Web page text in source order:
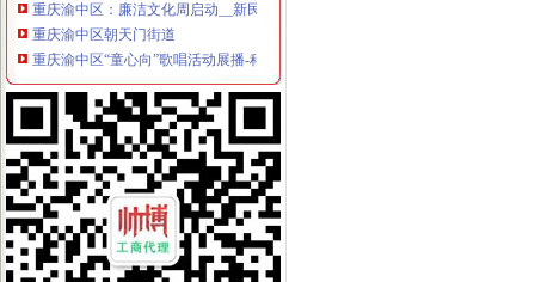
重庆渝中区朝天门街道
重庆渝中区“童心向”歌唱活动展播-科教-爱西柚-CNTV中国网络电
重庆渝中区鲜花店|重庆重庆渝中区鲜花速递|重庆渝中区订花-买花网鲜
重庆渝中区美食【渝中区附近美食地图攻略】订餐小书官网
重庆渝中区大坪龙湖时代店|vivo体验中心
重庆渝中区招聘业务经理|重庆渝中区业务经理招聘职位-漫帛化妆品公
重庆渝中区较场口爱幼幼儿园_沪江英语学习网
重庆渝中区二手房-法邦网专题
重庆渝中区2016高考英语阅读理解一轮选练（7份）-学科网
重庆渝中区造影视文化创意产业园-天津网
【重庆渝中区大坪附近的会计培训班】